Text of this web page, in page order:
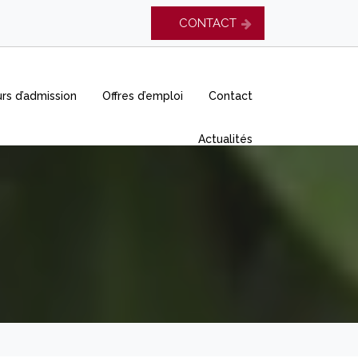
CONTACT
d’admission Offres d’emploi Contact
Actualités